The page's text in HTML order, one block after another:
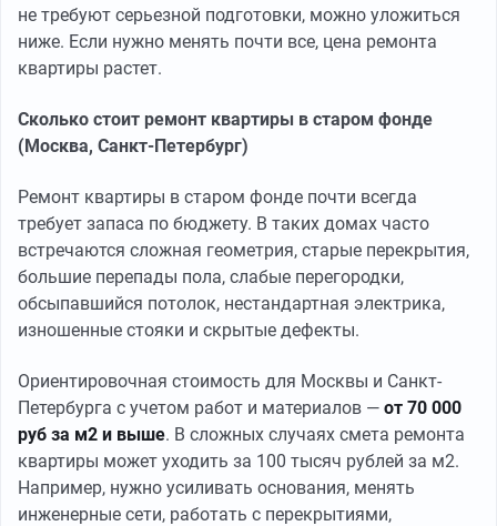
не требуют серьезной подготовки, можно уложиться
ниже. Если нужно менять почти все, цена ремонта
квартиры растет.
Сколько стоит ремонт квартиры в старом фонде
(Москва, Санкт-Петербург)
Ремонт квартиры в старом фонде почти всегда
требует запаса по бюджету. В таких домах часто
встречаются сложная геометрия, старые перекрытия,
большие перепады пола, слабые перегородки,
обсыпавшийся потолок, нестандартная электрика,
изношенные стояки и скрытые дефекты.
Ориентировочная стоимость для Москвы и Санкт-
Петербурга с учетом работ и материалов — от 70 000
руб за м2 и выше. В сложных случаях смета ремонта
квартиры может уходить за 100 тысяч рублей за м2.
Например, нужно усиливать основания, менять
инженерные сети, работать с перекрытиями,